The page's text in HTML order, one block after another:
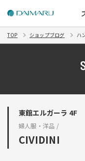
TOP ショップブログ ハ
東館エルガーラ 4F
婦人服・洋品 /
CIVIDINI